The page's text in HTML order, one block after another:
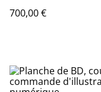
700,00 €